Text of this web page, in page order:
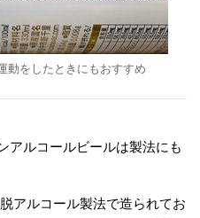
動をしたときにもおすすめ
ルコールビールは製法にも
アルコール製法で造られてお